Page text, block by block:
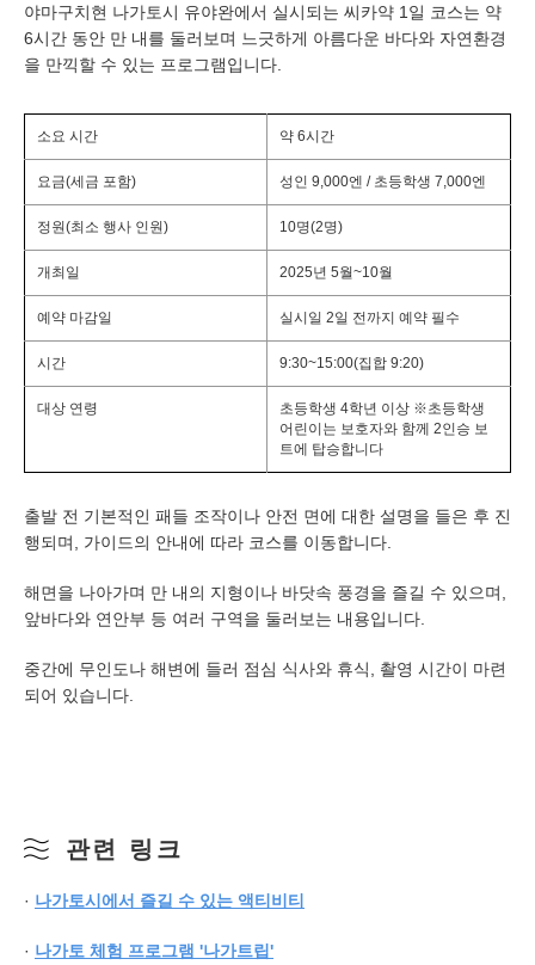
야마구치현 나가토시 유야완에서 실시되는 씨카약 1일 코스는 약
6시간 동안 만 내를 둘러보며 느긋하게 아름다운 바다와 자연환경
을 만끽할 수 있는 프로그램입니다.
소요 시간 약 6시간
요금(세금 포함) 성인 9,000엔 / 초등학생 7,000엔
정원(최소 행사 인원) 10명(2명)
개최일 2025년 5월~10월
예약 마감일 실시일 2일 전까지 예약 필수
시간 9:30~15:00(집합 9:20)
대상 연령
초등학생 4학년 이상 ※초등학생
어린이는 보호자와 함께 2인승 보
트에 탑승합니다
출발 전 기본적인 패들 조작이나 안전 면에 대한 설명을 들은 후 진
행되며, 가이드의 안내에 따라 코스를 이동합니다.
해면을 나아가며 만 내의 지형이나 바닷속 풍경을 즐길 수 있으며,
앞바다와 연안부 등 여러 구역을 둘러보는 내용입니다.
중간에 무인도나 해변에 들러 점심 식사와 휴식, 촬영 시간이 마련
되어 있습니다.
관련 링크
· 나가토시에서 즐길 수 있는 액티비티
· 나가토 체험 프로그램 '나가트립'